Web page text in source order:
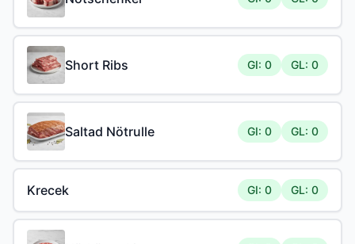
Short Ribs GI: 0 GL: 0
Saltad Nötrulle GI: 0 GL: 0
Krecek GI: 0 GL: 0